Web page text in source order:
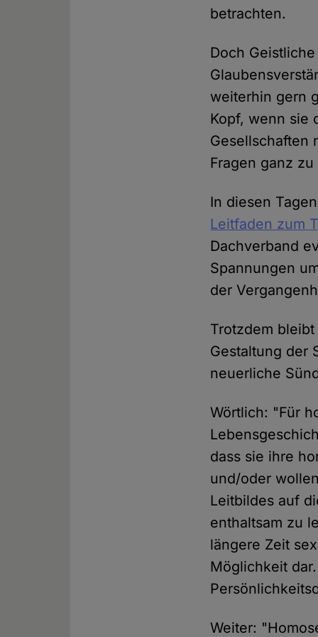
betrachten.
Doch
weiterhin gern
Kopf, wenn sie
Gesellschaften
Fragen ganz
In diesen
Leitfaden zum
Dachverband
Spannungen
der
Trotzdem
Gestaltung der
neuerliche
Wörtlich: "Für
dass sie ihre
und/oder
Leitbildes auf
enthaltsam zu
längere Zeit
Möglichkeit
Weiter: